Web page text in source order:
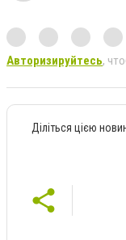
Авторизируйтесь,
Діліться цією